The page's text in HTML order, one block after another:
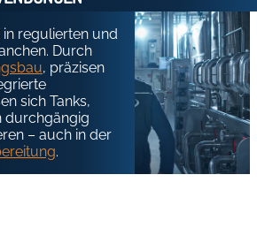
regulierten und
Durch
, präzisen
sich Tanks,
durchgängig
– auch in der
.